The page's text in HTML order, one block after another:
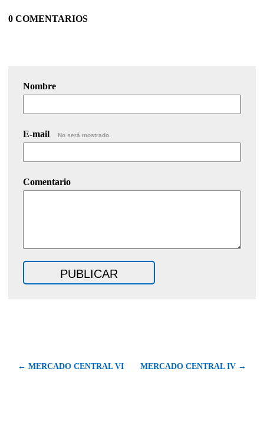
0 COMENTARIOS
Nombre
E-mail No será mostrado.
Comentario
← MERCADO CENTRAL VI MERCADO CENTRAL IV →